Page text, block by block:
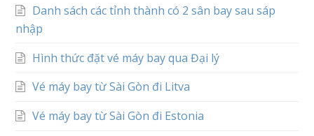
Danh sách các tỉnh thành có 2 sân bay sau sáp
nhập
Hình thức đặt vé máy bay qua Đại lý
Vé máy bay từ Sài Gòn đi Litva
Vé máy bay từ Sài Gòn đi Estonia